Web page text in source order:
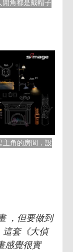
閒角都是戴帽子
主角的房間，設
，但要做到
這套《大偵
感覺很實